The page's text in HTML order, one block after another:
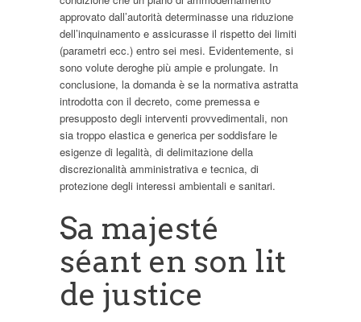
approvato dall’autorità determinasse una riduzione
dell’inquinamento e assicurasse il rispetto dei limiti
(parametri ecc.) entro sei mesi. Evidentemente, si
sono volute deroghe più ampie e prolungate. In
conclusione, la domanda è se la normativa astratta
introdotta con il decreto, come premessa e
presupposto degli interventi provvedimentali, non
sia troppo elastica e generica per soddisfare le
esigenze di legalità, di delimitazione della
discrezionalità amministrativa e tecnica, di
protezione degli interessi ambientali e sanitari.
Sa majesté
séant en son lit
de justice